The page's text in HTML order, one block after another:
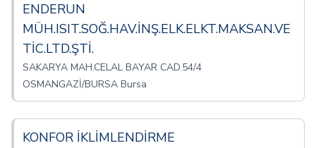
ENDERUN
MÜH.ISIT.SOĞ.HAV.İNŞ.ELK.ELKT.MAKSAN.VE
TİC.LTD.ŞTİ.
SAKARYA MAH.CELAL BAYAR CAD.54/4
OSMANGAZİ/BURSA Bursa
KONFOR İKLİMLENDİRME